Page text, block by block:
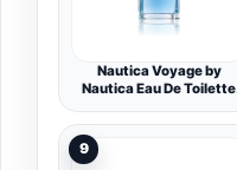
Nautica Voyage by
Nautica Eau De Toilette
(Men)
9